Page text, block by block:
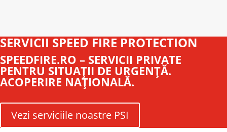
SERVICII SPEED FIRE PROTECTION
SPEEDFIRE.RO – SERVICII PRIVATE
PENTRU SITUAŢII DE URGENŢĂ.
ACOPERIRE NAŢIONALĂ.
Vezi serviciile noastre PSI